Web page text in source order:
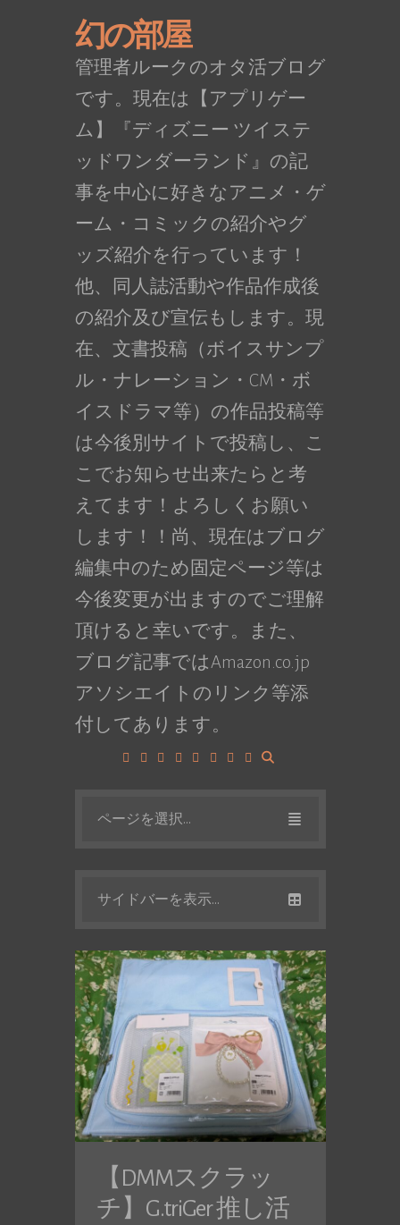
幻の部屋
管理者ルークのオタ活ブログ
です。現在は【アプリゲー
ム】『ディズニー ツイステ
ッドワンダーランド』の記
事を中心に好きなアニメ・ゲ
ーム・コミックの紹介やグ
ッズ紹介を行っています！
他、同人誌活動や作品作成後
の紹介及び宣伝もします。現
在、文書投稿（ボイスサンプ
ル・ナレーション・CM・ボ
イスドラマ等）の作品投稿等
は今後別サイトで投稿し、こ
こでお知らせ出来たらと考
えてます！よろしくお願い
します！！尚、現在はブログ
編集中のため固定ページ等は
今後変更が出ますのでご理解
頂けると幸いです。また、
ブログ記事ではAmazon.co.jp
アソシエイトのリンク等添
付してあります。
ページを選択...
サイドバーを表示...
【DMMスクラッ
チ】G.triGer 推し活